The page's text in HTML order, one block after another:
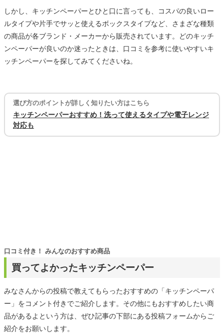
しかし、キッチンペーパーとひと口に言っても、コスパの良いロー
ルタイプや片手でサッと使えるボックスタイプなど、さまざな種類
の商品が各ブランド・メーカーから販売されています。どのキッチ
ンペーパーが良いのか迷ったときは、口コミを参考に使いやすいキ
ッチンペーパーを探してみてくださいね。
選び方のポイントが詳しく知りたい方はこちら
キッチンペーパーおすすめ！洗って使えるタイプや電子レンジ
対応も
買ってよかったキッチンペーパー
口コミ付き！ みんなのおすすめ商品
みなさんからの投稿で教えてもらったおすすめの「キッチンペーパ
ー」をコメント付きでご紹介します。その他にもおすすめしたい商
品があるよという方は、ぜひ記事の下部にある投稿フォームからご
紹介をお願いします。